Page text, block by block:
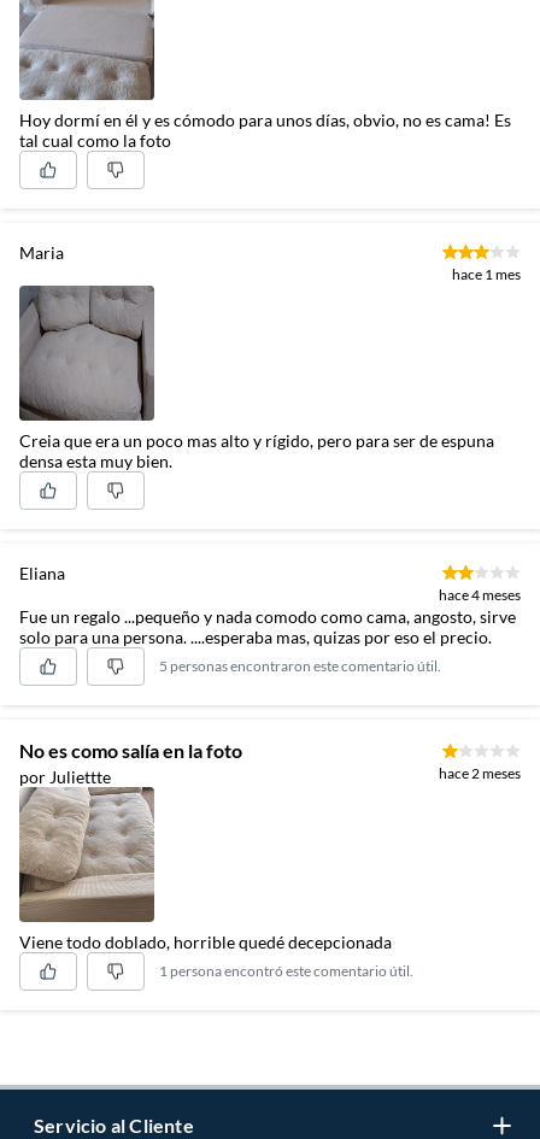
Hoy dormí en él y es cómodo para unos días, obvio, no es cama! Es
tal cual como la foto
Maria
hace 1 mes
Creia que era un poco mas alto y rígido, pero para ser de espuna
densa esta muy bien.
Eliana
hace 4 meses
Fue un regalo ...pequeño y nada comodo como cama, angosto, sirve
solo para una persona. ....esperaba mas, quizas por eso el precio.
5 personas encontraron este comentario útil.
No es como salía en la foto
por Juliettte hace 2 meses
Viene todo doblado, horrible quedé decepcionada
1 persona encontró este comentario útil.
Servicio al Cliente